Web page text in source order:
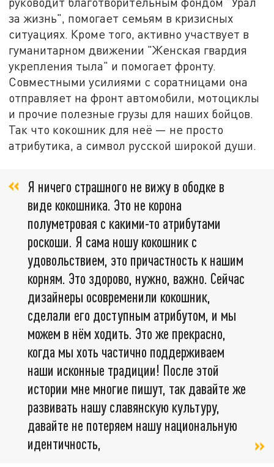
за жизнь", помогает семьям в кризисных
ситуациях. Кроме того, активно участвует в
гуманитарном движении "Женская гвардия
укрепления тыла" и помогает фронту.
Совместными усилиями с соратницами она
отправляет на фронт автомобили, мотоциклы
и прочие полезные грузы для наших бойцов.
Так что кокошник для неё — не просто
атрибутика, а символ русской широкой души.
Я ничего страшного не вижу в ободке в
виде кокошника. Это не корона
полуметровая с какими-то атрибутами
роскоши. Я сама ношу кокошник с
удовольствием, это причастность к нашим
корням. Это здорово, нужно, важно. Сейчас
дизайнеры осовременили кокошник,
сделали его доступным атрибутом, и мы
можем в нём ходить. Это же прекрасно,
когда мы хоть частично поддерживаем
наши исконные традиции! После этой
истории мне многие пишут, так давайте же
развивать нашу славянскую культуру,
давайте не потеряем нашу национальную
идентичность,